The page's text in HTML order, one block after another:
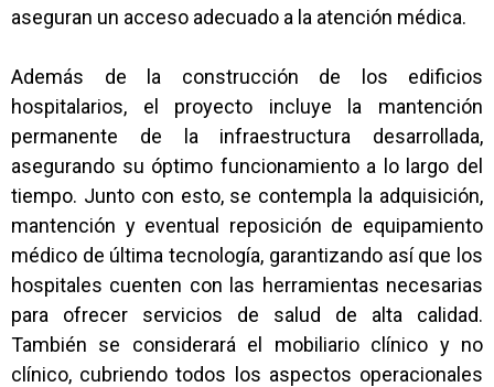
aseguran un acceso adecuado a la atención médica.
Además de la construcción de los edificios
hospitalarios, el proyecto incluye la mantención
permanente de la infraestructura desarrollada,
asegurando su óptimo funcionamiento a lo largo del
tiempo. Junto con esto, se contempla la adquisición,
mantención y eventual reposición de equipamiento
médico de última tecnología, garantizando así que los
hospitales cuenten con las herramientas necesarias
para ofrecer servicios de salud de alta calidad.
También se considerará el mobiliario clínico y no
clínico, cubriendo todos los aspectos operacionales